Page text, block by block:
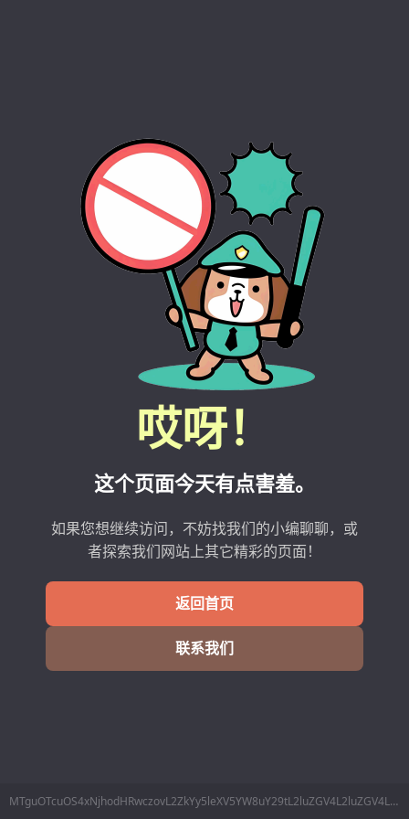
哎呀！
这个页面今天有点害羞。
如果您想继续访问，不妨找我们的小编聊聊，或
者探索我们网站上其它精彩的页面！
返回首页
联系我们
MTguOTcuOS4xNjhodHRwczovL2ZkYy5leXV5YW8uY29tL2luZGV4L2luZGV4L2ZpbmZvL2lkLzI3NzE2MTcuaHRtbA